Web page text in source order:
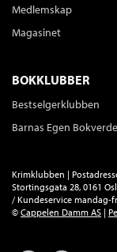
Medlemskap
Magasinet
BOKKLUBBER
Bestselgerklubben
Barnas Egen
Krimklubben |
Stortingsgata 28, 0161
/ Kundeservice mandag-
© Cappelen Damm AS |